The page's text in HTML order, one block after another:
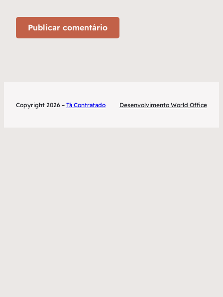
Copyright 2026 – Tá Contratado Desenvolvimento World Office